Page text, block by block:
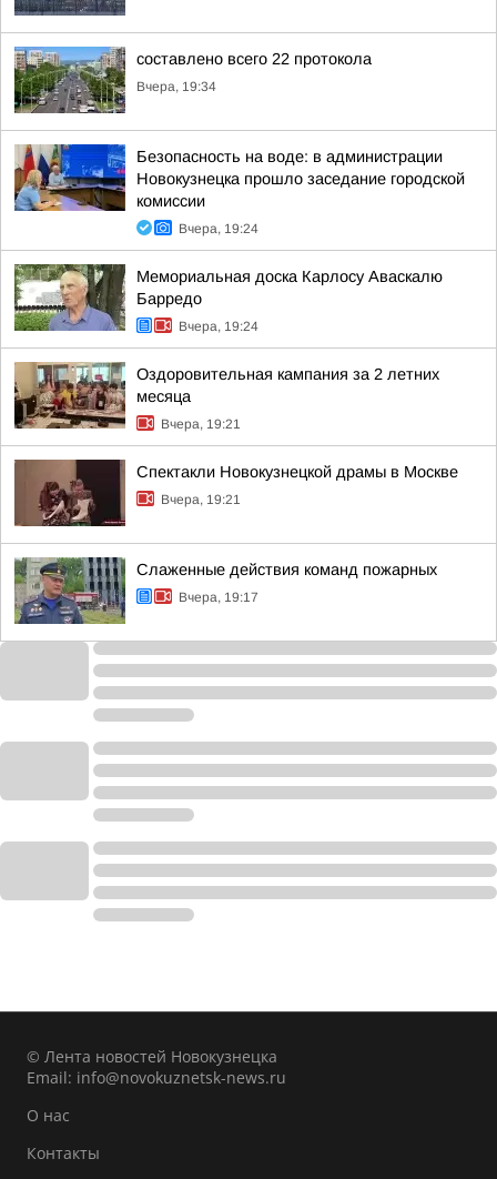
составлено всего 22 протокола
Вчера, 19:34
Безопасность на воде: в администрации
Новокузнецка прошло заседание городской
комиссии
Вчера, 19:24
Мемориальная доска Карлосу Аваскалю
Барредо
Вчера, 19:24
Оздоровительная кампания за 2 летних
месяца
Вчера, 19:21
Спектакли Новокузнецкой драмы в Москве
Вчера, 19:21
Слаженные действия команд пожарных
Вчера, 19:17
© Лента новостей Новокузнецка
Email: info@novokuznetsk-news.ru
О нас
Контакты